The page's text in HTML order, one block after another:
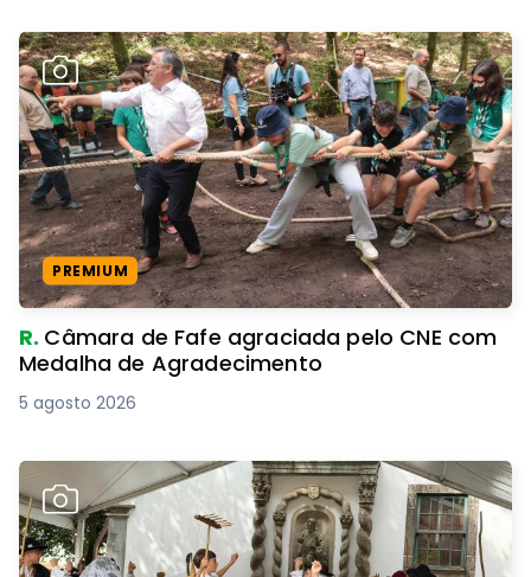
PREMIUM
R. Câmara de Fafe agraciada pelo CNE com
Medalha de Agradecimento
5 agosto 2026